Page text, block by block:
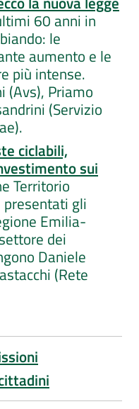
60 anni in
le
aumento e le
più intense.
(Avs), Priamo
(Servizio
ciclabili,
sui
Territorio
gli
Emilia-
dei
Daniele
(Rete